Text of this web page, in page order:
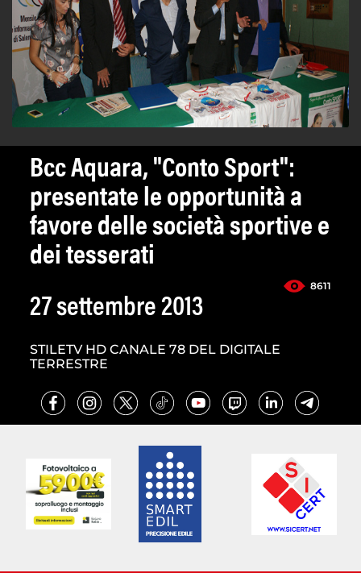
Bcc Aquara, "Conto Sport":
presentate le opportunità a
favore delle società sportive e
dei tesserati
8611
27 settembre 2013
STILETV HD CANALE 78 DEL DIGITALE
TERRESTRE